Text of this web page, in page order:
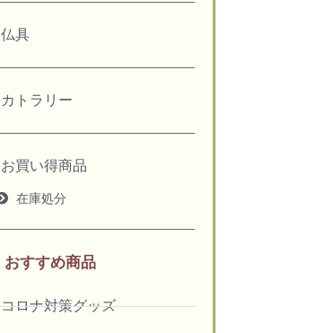
仏具
カトラリー
お買い得商品
在庫処分
おすすめ商品
コロナ対策グッズ